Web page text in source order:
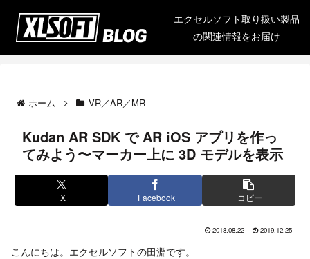
エクセルソフト取り扱い製品
の関連情報をお届け
ホーム VR／AR／MR
Kudan AR SDK で AR iOS アプリを作っ
てみよう〜マーカー上に 3D モデルを表示
X Facebook コピー
2018.08.22 2019.12.25
こんにちは。エクセルソフトの田淵です。